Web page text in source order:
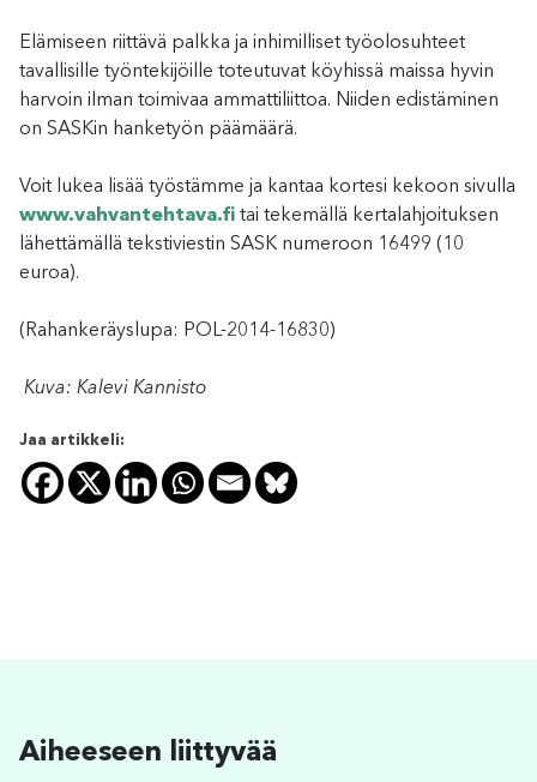
Elämiseen riittävä palkka ja inhimilliset työolosuhteet
tavallisille työntekijöille toteutuvat köyhissä maissa hyvin
harvoin ilman toimivaa ammattiliittoa. Niiden edistäminen
on SASKin hanketyön päämäärä.
Voit lukea lisää työstämme ja kantaa kortesi kekoon sivulla
www.vahvantehtava.fi tai tekemällä kertalahjoituksen
lähettämällä tekstiviestin SASK numeroon 16499 (10
euroa).
(Rahankeräyslupa: POL-2014-16830)
Kuva: Kalevi Kannisto
Jaa artikkeli:
Aiheeseen liittyvää